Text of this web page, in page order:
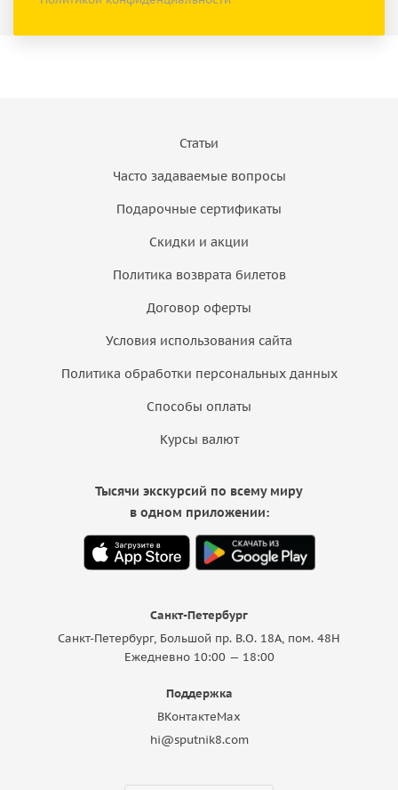
Статьи
Часто задаваемые вопросы
Подарочные сертификаты
Скидки и акции
Политика возврата билетов
Договор оферты
Условия использования сайта
Политика обработки персональных данных
Способы оплаты
Курсы валют
Санкт-Петербург
Санкт-Петербург, Большой пр. В.О. 18A, пом. 48Н
Ежедневно 10:00 — 18:00
Поддержка
ВКонтактеMax
hi@sputnik8.com
Тысячи экскурсий по всему миру
в одном приложении: